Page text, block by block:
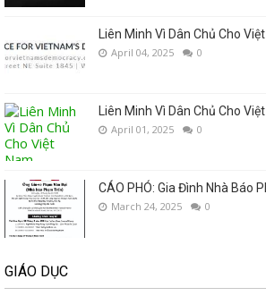
Liên Minh Vì Dân Chủ Cho
April 04, 2025 0
Liên Minh Vì Dân Chủ Cho
April 01, 2025 0
CÁO PHÓ: Gia Đình Nhà Báo
March 24, 2025 0
GIÁO DỤC